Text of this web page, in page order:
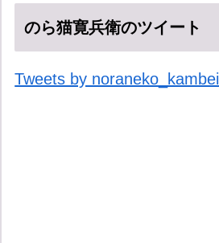
のら猫寛兵衛のツイート
Tweets by noraneko_kambei